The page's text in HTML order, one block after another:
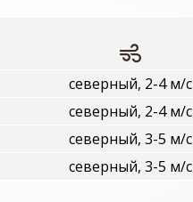
северный, 2-4 м/с
северный, 2-4 м/с
северный, 3-5 м/с
северный, 3-5 м/с